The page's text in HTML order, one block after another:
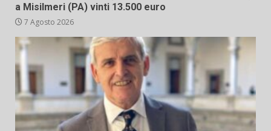
a Misilmeri (PA) vinti 13.500 euro
7 Agosto 2026